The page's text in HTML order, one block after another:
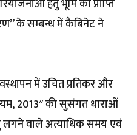
हेतु भूमि की प्राप्ति
के सम्बन्ध में कैबिनेट ने
में उचित प्रतिकर और
2013″ की सुसंगत धाराओं
लगने वाले अत्याधिक समय एवं